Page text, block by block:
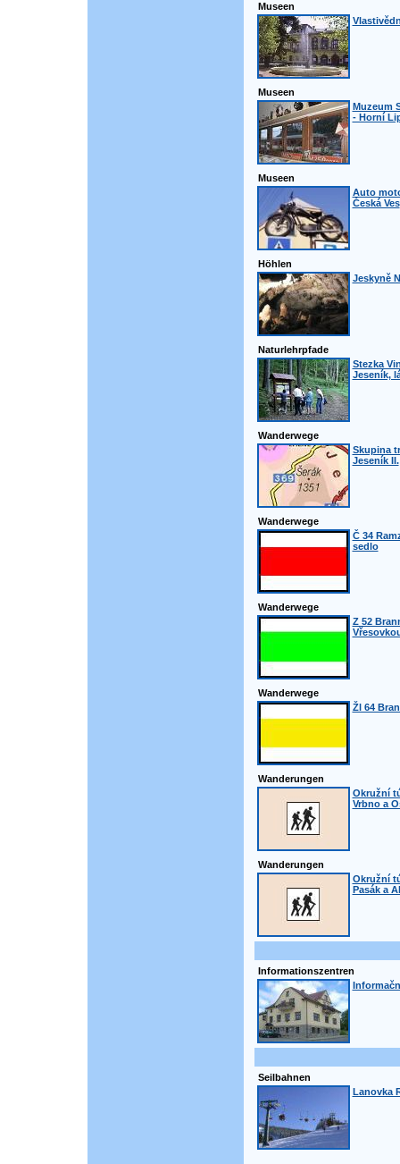
Museen
Museen
Muzeum
- Horní
Museen
Auto
Česká Ves
Höhlen
Jeskyně
Naturlehrpfade
Stezka
Jeseník,
Wanderwege
Skupina
Jeseník II.
Wanderwege
Č 34
sedlo
Wanderwege
Z 52
Wanderwege
Žl 64
Wanderungen
Okružní
Vrbno a
Wanderungen
Okružní
Pasák a
Informationszentren
Seilbahnen
Lanovka